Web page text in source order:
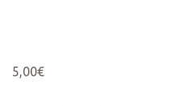
5,00€